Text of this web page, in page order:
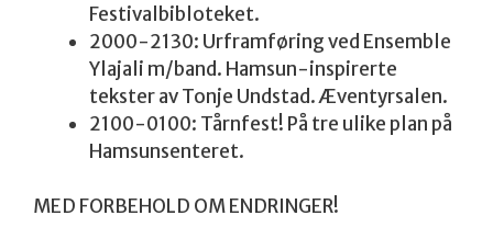
Festivalbibloteket.
2000-2130: Urframføring ved Ensemble
Ylajali m/band. Hamsun-inspirerte
tekster av Tonje Undstad. Æventyrsalen.
2100-0100: Tårnfest! På tre ulike plan på
Hamsunsenteret.
MED FORBEHOLD OM ENDRINGER!